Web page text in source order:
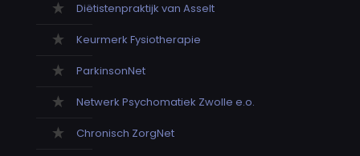
Diëtistenpraktijk van Asselt
Keurmerk Fysiotherapie
ParkinsonNet
Netwerk Psychomatiek Zwolle e.o.
Chronisch ZorgNet